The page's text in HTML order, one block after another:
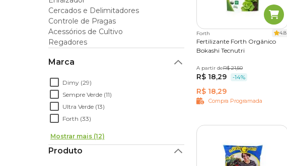
Cercados e Delimitadores
Controle de Pragas
Acessórios de Cultivo
Regadores
Marca
Dimy (29)
Sempre Verde (11)
Ultra Verde (13)
Forth (33)
Mostrar mais (12)
Produto
Forth 4.8
Fertilizante Forth Orgânico
Bokashi Tecnutri
250 g
A partir deR$ 21,50
R$ 18,29 -14%
R$ 18,29
Compra Programada